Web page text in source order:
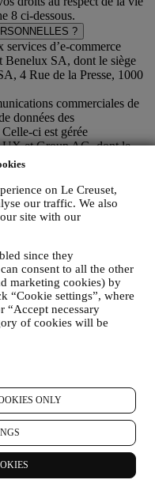
on Le Creuset,
our traffic. We also
site with our
since they
consent to all the other
marketing cookies) by
“Cookie settings”, where
“Accept necessary
of cookies will be
ONLY
8 ci-dessous.
?
d’e-commerce
Benelux SA, dont le siège
4 Rue de la Presse, 1000
commerciales de
données des
ci est gérée
et Group AG, dont le
Baar, en Suisse. Son
SL, numéro de TVA
Paseo de Gracia 9 2º,
responsabilité conjointe
de la stratégie
personnalisée ; (b) aux
des initiatives
indépendante ; (c) à toutes
concernant vos droits
INFORMATIONS ?
suivantes :
LÉGALES.
obligations légales, ainsi
d’instructions émises par
CREUSET.
créer un compte Le
une série d’avantages